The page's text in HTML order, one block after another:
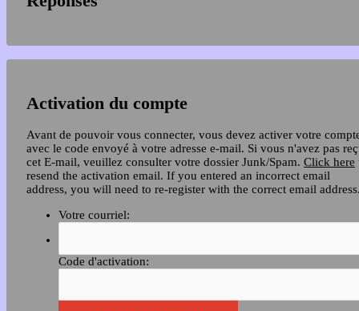
Activation du compte
Avant de pouvoir vous connecter, vous devez activer votre
avec le code envoyé à votre adresse e-mail. Si vous n'avez pas
cet E-mail, veuillez consulter votre dossier Junk/Spam. Click here
resend the activation email. If you entered an incorrect email
address, you will need to re-register with the correct email
Votre courriel:
Code d'activation: